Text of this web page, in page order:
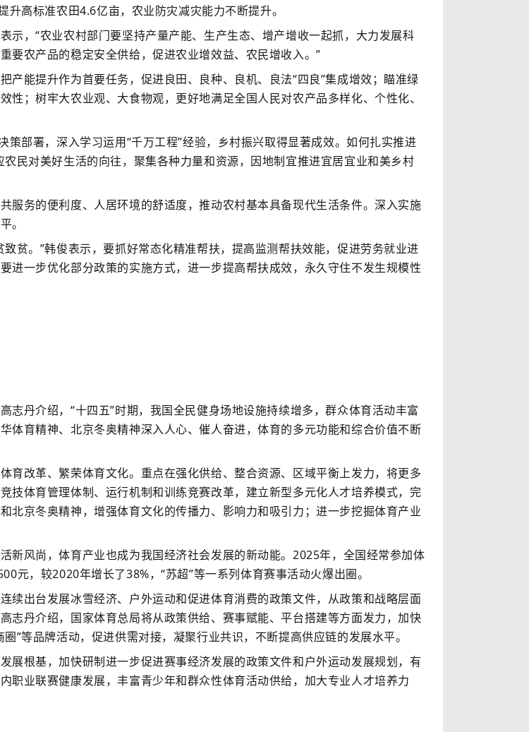
高标准农田4.6亿亩，农业防灾减灾能力不断提升。
，“农业农村部门要坚持产量产能、生产生态、增产增收一起抓，大力发展科
要农产品的稳定安全供给，促进农业增效益、农民增收入。”
能提升作为首要任务，促进良田、良种、良机、良法“四良”集成增效；瞄准绿
；树牢大农业观、大食物观，更好地满足全国人民对农产品多样化、个性化、
部署，深入学习运用“千万工程”经验，乡村振兴取得显著成效。如何扎实推进
民对美好生活的向往，聚集各种力量和资源，因地制宜推进宜居宜业和美乡村
务的便利度、人居环境的舒适度，推动农村基本具备现代生活条件。深入实施
。
。”韩俊表示，要抓好常态化精准帮扶，提高监测帮扶效能，促进劳务就业进
进一步优化部分政策的实施方式，进一步提高帮扶成效，永久守住不发生规模性
丹介绍，“十四五”时期，我国全民健身场地设施持续增多，群众体育活动丰富
体育精神、北京冬奥精神深入人心、催人奋进，体育的多元功能和综合价值不断
改革、繁荣体育文化。重点在强化供给、整合资源、区域平衡上发力，将更多
技体育管理体制、运行机制和训练竞赛改革，建立新型多元化人才培养模式，完
北京冬奥精神，增强体育文化的传播力、影响力和吸引力；进一步挖掘体育产业
风尚，体育产业也成为我国经济社会发展的新动能。2025年，全国经常参加体
元，较2020年增长了38%，“苏超”等一系列体育赛事活动火爆出圈。
出台发展冰雪经济、户外运动和促进体育消费的政策文件，从政策和战略层面
志丹介绍，国家体育总局将从政策供给、赛事赋能、平台搭建等方面发力，加快
”等品牌活动，促进供需对接，凝聚行业共识，不断提高供应链的发展水平。
根基，加快研制进一步促进赛事经济发展的政策文件和户外运动发展规划，有
职业联赛健康发展，丰富青少年和群众性体育活动供给，加大专业人才培养力